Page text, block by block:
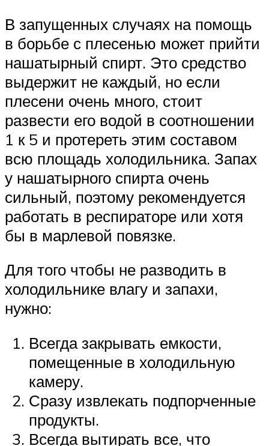
В запущенных случаях на помощь
в борьбе с плесенью может прийти
нашатырный спирт. Это средство
выдержит не каждый, но если
плесени очень много, стоит
развести его водой в соотношении
1 к 5 и протереть этим составом
всю площадь холодильника. Запах
у нашатырного спирта очень
сильный, поэтому рекомендуется
работать в респираторе или хотя
бы в марлевой повязке.
Для того чтобы не разводить в
холодильнике влагу и запахи,
нужно:
Всегда закрывать емкости,
помещенные в холодильную
камеру.
Сразу извлекать подпорченные
продукты.
Всегда вытирать все, что